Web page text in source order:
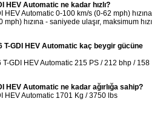
HEV Automatic ne kadar hızlı?
HEV Automatic 0-100 km/s (0-62 mph) hızına
hızına - saniyede ulaşır, maksimum hızı
T-GDI HEV Automatic kaç beygir gücüne
GDI HEV Automatic 215 PS / 212 bhp / 158
HEV Automatic ne kadar ağırlığa sahip?
HEV Automatic 1701 Kg / 3750 lbs